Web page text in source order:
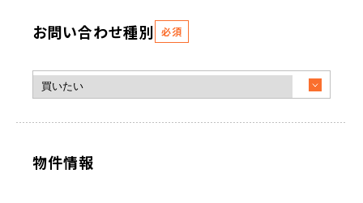
お問い合わせ種別 必須
物件情報